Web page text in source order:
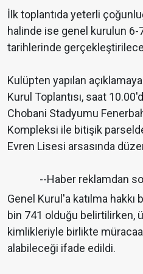
İlk toplantıda yeterli
halinde ise genel kurulun 6-
tarihlerinde
Kulüpten yapılan
Kurul Toplantısı, saat
Chobani Stadyumu
Kompleksi ile bitişik
Evren Lisesi arsasında
--Haber reklamdan
Genel Kurul'a katılma hakkı
bin 741 olduğu belirtilirken,
kimlikleriyle birlikte
alabileceği ifade edildi.